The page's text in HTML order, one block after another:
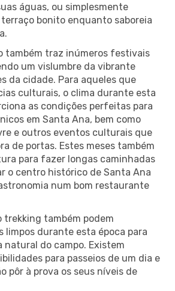
águas, ou simplesmente
bonito enquanto saboreia
também traz inúmeros festivais
um vislumbre da vibrante
da cidade. Para aqueles que
culturais, o clima durante esta
as condições perfeitas para
em Santa Ana, bem como
e outros eventos culturais que
de portas. Estes meses também
para fazer longas caminhadas
o centro histórico de Santa Ana
num bom restaurante
trekking também podem
limpos durante esta época para
natural do campo. Existem
para passeios de um dia e
pôr à prova os seus níveis de